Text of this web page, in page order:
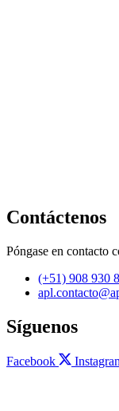
Contáctenos
Póngase en contacto
(+51) 908 930
Síguenos
Facebook